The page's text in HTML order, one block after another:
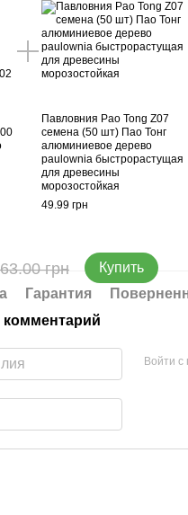
Павловния Pao Tong Z07
семена (50 шт) Пао Тонг
алюминиевое дерево
paulownia быстрорастущая
для древесины
морозостойкая
49.99 грн
грн Купить
Гарантия
Войти